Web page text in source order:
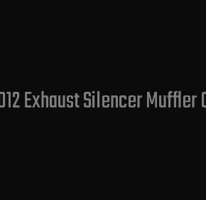
Exhaust Silencer